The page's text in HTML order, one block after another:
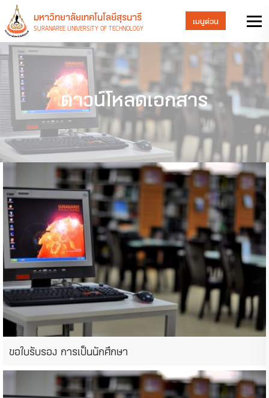
มหาวิทยาลัยเทคโนโลยีสุรนารี
SURANAREE UNIVERSITY OF TECHNOLOGY
เมนูด่วน
ดาวน์โหลดเอกสาร
ขอใบรับรอง การเป็นนักศึกษา